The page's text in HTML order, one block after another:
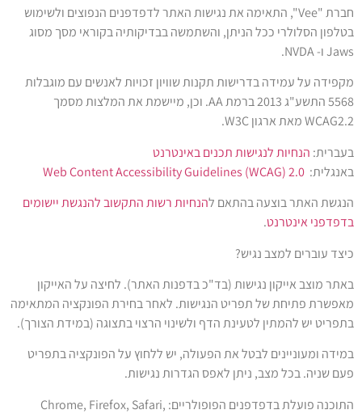
חברת "Vee", התאימה את נגישות האתר לדפדפנים הנפוצים ולשימוש
בטלפון הסלולרי ככל הניתן, והשתמשה בבדיקותיה בקוראי מסך מסוג
Jawsו-NVDA
.
מקפידה על עמידה בדרישות תקנות שוויון זכויות לאנשים עם מוגבלות
5568 התשע"ג 2013 ברמת
AA. וכן, מיישמת את המלצות מסמך
WCAG2.2 מאת ארגון W3C
.
בעברית: הנחיותלנגישותתכניםבאינטרנט
באנגלית: Web Content Accessibility Guidelines (WCAG) 2.0
הנגשת האתר בוצעה בהתאם להנחיותרשותהתקשובלהנגשתיישומים
בדפדפני אינטרנט.
כיצד עוברים למצב נגיש?
באתר מוצב אייקון נגישות (בד"כ בדפנות האתר). לחיצה על האייקון
מאפשרת פתיחת של תפריט הנגישות. לאחר בחירת הפונקציה המתאימה
בתפריט יש להמתין לטעינת הדף ולשינוי הרצוי בתצוגה (במידת הצורך).
במידה ומעוניינים לבטל את הפעולה, יש ללחוץ על הפונקציה בתפריט
פעם שניה. בכל מצב, ניתן לאפס הגדרות נגישות.
התוכנה פועלת בדפדפנים הפופולריים: Chrome, Firefox, Safari,